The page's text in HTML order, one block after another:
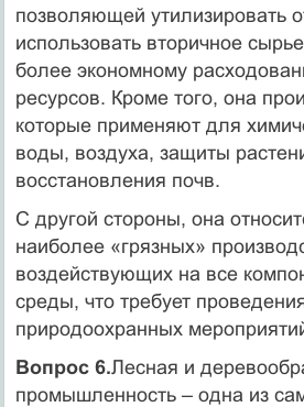
позволяющей утилизировать
использовать вторичное
более экономному
ресурсов. Кроме того, она
которые применяют для
воды, воздуха, защиты
восстановления почв.
С другой стороны, она
наиболее «грязных»
воздействующих на все
среды, что требует
природоохранных
Вопрос 6.Лесная и
промышленность – одна из